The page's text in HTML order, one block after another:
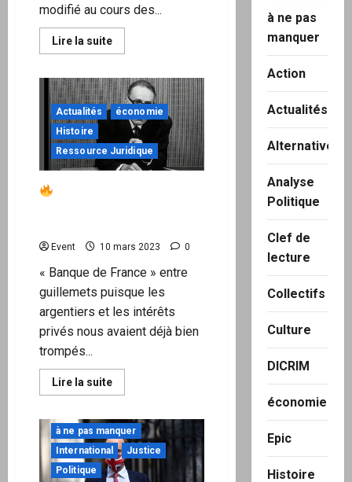
modifié au cours des...
Lire la suiteEn
savoir
Loi
de
1973:
le
mot
la
fin
?
classe
a
Actualités
économie
Histoire
Ressource Juridique
Event 10 mars 2023 0
« Banque de France » entre
guillemets puisque les
argentiers et les intérêts
privés nous avaient déjà bien
trompés...
Lire la suiteEn
savoir
Histoire
de
la
« Banque
à ne pas manquer
International
Justice
Politique
à ne pas
manquer
Action
Actualités
Alternatives
Analyse
Politique
Clef de
lecture
Collectifs
Culture
DICRIM
économie
Epic
Histoire